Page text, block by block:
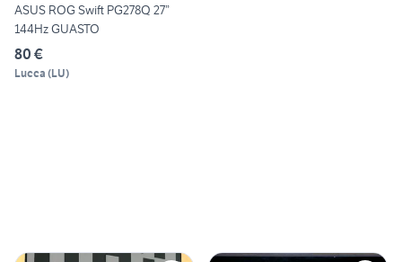
ASUS ROG Swift PG278Q 27”
144Hz GUASTO
80 €
Lucca (LU)